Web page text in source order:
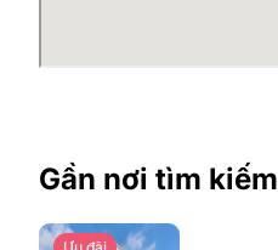
Gần nơi tìm kiếm